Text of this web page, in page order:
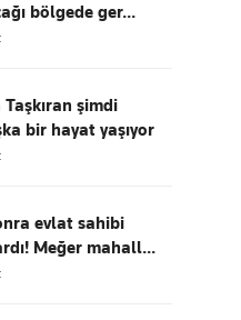
bölgede ger...
Taşkıran şimdi
bir hayat yaşıyor
evlat sahibi
Meğer mahall...